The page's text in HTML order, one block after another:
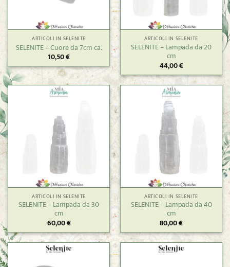
ARTICOLI IN SELENITE
SELENITE – Cuore da 7cm ca.
10,50€
ARTICOLI IN SELENITE
SELENITE – Lampada da 20
cm
44,00€
ARTICOLI IN SELENITE
SELENITE – Lampada da 30
cm
60,00€
ARTICOLI IN SELENITE
SELENITE – Lampada da 40
cm
80,00€